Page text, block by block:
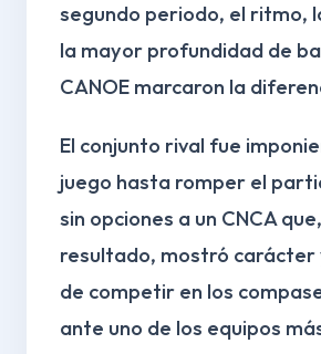
segundo periodo, el ritmo,
la mayor profundidad de
CANOE marcaron la
El conjunto rival fue
juego hasta romper el
sin opciones a un CNCA
resultado, mostró carácter
de competir en los
ante uno de los equipos